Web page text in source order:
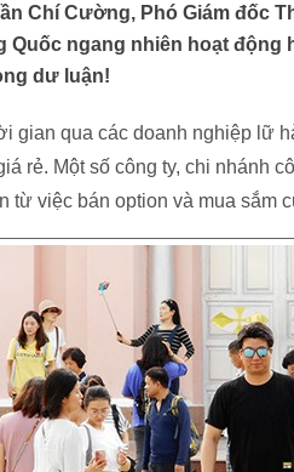
Chí Cường, Phó Giám đốc
ngang nhiên hoạt động
dư luận!
gian qua các doanh nghiệp lữ
rẻ. Một số công ty, chi nhánh
từ việc bán option và mua sắm